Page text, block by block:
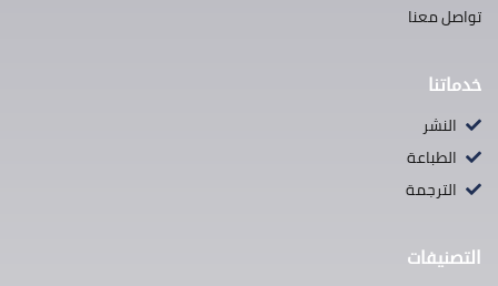
تواصل معنا
خدماتنا
النشر
الطباعة
الترجمة
التصنيفات